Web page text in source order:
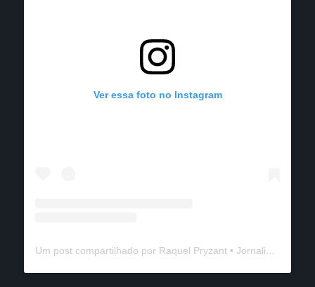
Ver essa foto no Instagram
Um post compartilhado por Raquel Pryzant • Jornalismo de Viagem (@solanomundo)